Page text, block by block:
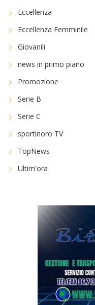
Eccellenza
Eccellenza Femminile
Giovanili
news in primo piano
Promozione
Serie B
Serie C
sportinoro TV
TopNews
Ultim'ora